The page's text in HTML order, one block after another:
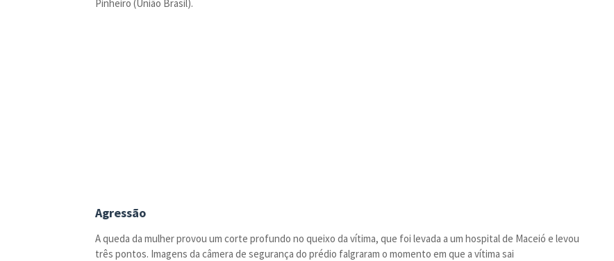
Pinheiro (União Brasil).
Agressão
A queda da mulher provou um corte profundo no queixo da vítima, que foi levada a um hospital de Maceió e levou
três pontos. Imagens da câmera de segurança do prédio falgraram o momento em que a vítima sai